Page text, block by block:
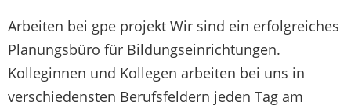
Arbeiten bei gpe projekt Wir sind ein erfolgreiches
Planungsbüro für Bildungseinrichtungen.
Kolleginnen und Kollegen arbeiten bei uns in
verschiedensten Berufsfeldern jeden Tag am